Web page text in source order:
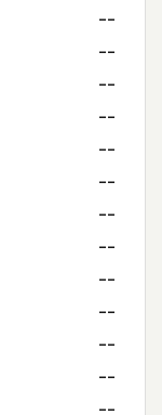
--
--
--
--
--
--
--
--
--
--
--
--
--